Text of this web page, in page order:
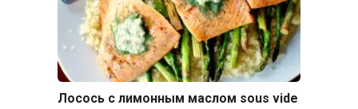
Лосось с лимонным маслом sous vide